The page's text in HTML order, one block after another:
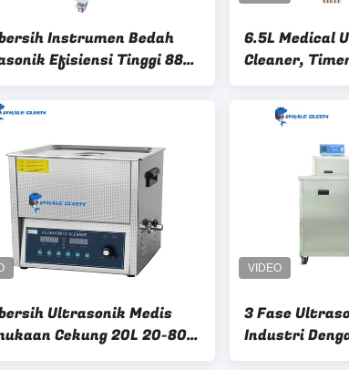
Instrumen Bedah
Efisiensi Tinggi 88
Dengan Pemanas
6.5L Medical
Cleaner,
Automotive
Manufacturer
Ultrasonik Medis
Cekung 20L 20-80
Celcius Dapat
3 Fase
Industri
Digital Dan